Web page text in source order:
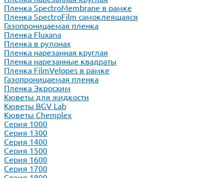
Пленка SpectroMembrane в рамке
Пленка SpectroFilm самоклеящаяся
Газопроницаемая пленка
Пленка Fluxana
Пленка в рулонах
Пленка нарезанная круглая
Пленка нарезанные квадраты
Пленка FilmVelopes в рамке
Газопроницаемая пленка
Пленка Экросхим
Кюветы для жидкости
Кюветы BGV Lab
Кюветы Chemplex
Серия 1000
Серия 1300
Серия 1400
Серия 1500
Серия 1600
Серия 1700